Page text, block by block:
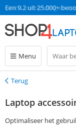
Een 9.2 uit 25.000+
Menu
Terug
Terug
Laptop
Optimaliseer het